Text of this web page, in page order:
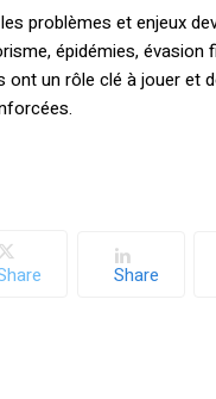
problèmes et enjeux
épidémies, évasion
ont un rôle clé à jouer et
Share